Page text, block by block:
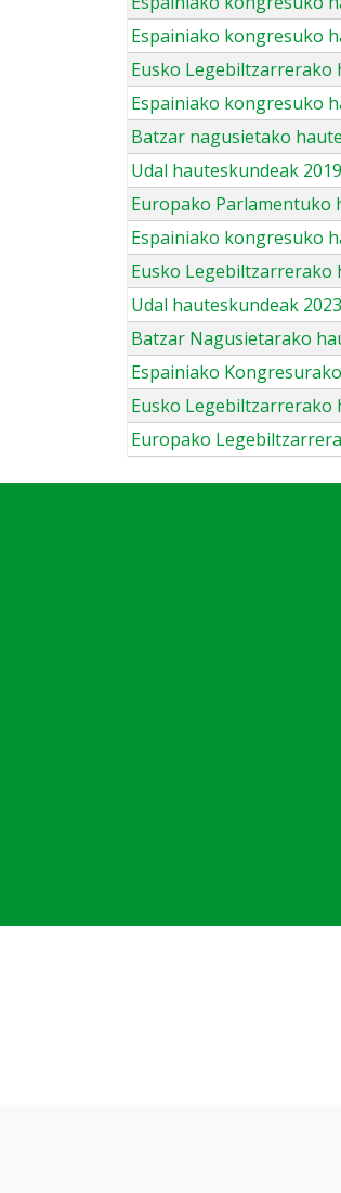
Espainiako kongresuko
Eusko Legebiltzarrerako
Espainiako kongresuko
Batzar nagusietako
Udal hauteskundeak 2019
Europako Parlamentuko
Espainiako kongresuko
Eusko Legebiltzarrerako
Udal hauteskundeak 2023
Batzar Nagusietarako
Espainiako
Eusko Legebiltzarrerako
Europako